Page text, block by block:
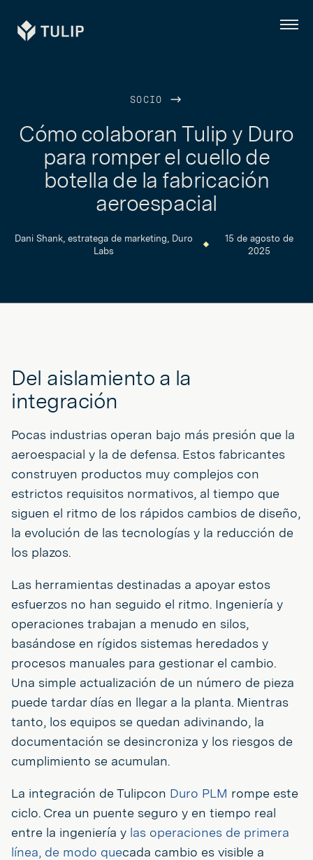
Tulip Menú
SOCIO
Cómo colaboran Tulip y Duro
para romper el cuello de
botella de la fabricación
aeroespacial
Dani Shank, estratega de marketing, Duro
Labs
15 de agosto de
2025
Del aislamiento a la
integración
Pocas industrias operan bajo más presión que la
aeroespacial y la de defensa. Estos fabricantes
construyen productos muy complejos con
estrictos requisitos normativos, al tiempo que
siguen el ritmo de los rápidos cambios de diseño,
la evolución de las tecnologías y la reducción de
los plazos.
Las herramientas destinadas a apoyar estos
esfuerzos no han seguido el ritmo. Ingeniería y
operaciones trabajan a menudo en silos,
basándose en rígidos sistemas heredados y
procesos manuales para gestionar el cambio.
Una simple actualización de un número de pieza
puede tardar días en llegar a la planta. Mientras
tanto, los equipos se quedan adivinando, la
documentación se desincroniza y los riesgos de
cumplimiento se acumulan.
La integración de Tulipcon Duro PLM rompe este
ciclo. Crea un puente seguro y en tiempo real
entre la ingeniería y las operaciones de primera
línea, de modo quecada cambio es visible a